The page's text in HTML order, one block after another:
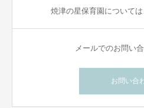
焼津の星保育園について
メールでのお問い
お問い合